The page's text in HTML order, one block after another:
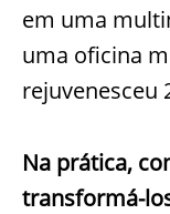
em uma
uma oficina
rejuvenesceu
Na prática,
transformá-